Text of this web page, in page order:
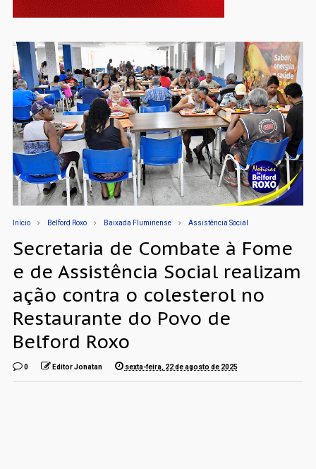
Início Belford Roxo Baixada Fluminense Assistência Social
Secretaria de Combate à Fome
e de Assistência Social realizam
ação contra o colesterol no
Restaurante do Povo de
Belford Roxo
0 Editor Jonatan sexta-feira, 22 de agosto de 2025